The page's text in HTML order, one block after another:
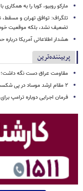
مارکو روبیو، کوبا را به
تلگراف: توافق تهران و مسقط،
تضعیف نشد، بلکه موقعیت خود
هشدار اطلاعاتی آمریکا درباره
پربیننده‌ترین
مقاومت عراق دست نگه داشت؛
۲ مقام‌ ارشد موساد در پی شکست توطئه علیه ایران برکنار شدند
فرمان اجرایی دوباره ترامپ